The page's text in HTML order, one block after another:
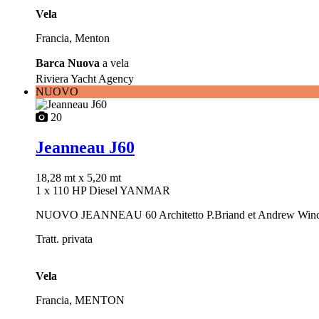
Vela
Francia, Menton
Barca Nuova a vela
Riviera Yacht Agency
NUOVO
20
Jeanneau J60
18,28 mt x 5,20 mt
1 x 110 HP Diesel YANMAR
NUOVO JEANNEAU 60 Architetto P.Briand et Andrew
Tratt. privata
Vela
Francia, MENTON